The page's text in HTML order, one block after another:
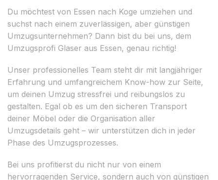
Du möchtest von Essen nach Koge umziehen und
suchst nach einem zuverlässigen, aber günstigen
Umzugsunternehmen? Dann bist du bei uns, dem
Umzugsprofi Glaser aus Essen, genau richtig!
Unser professionelles Team steht dir mit langjähriger
Erfahrung und umfangreichem Know-how zur Seite,
um deinen Umzug stressfrei und reibungslos zu
gestalten. Egal ob es um den sicheren Transport
deiner Möbel oder die Organisation aller
Umzugsdetails geht – wir unterstützen dich in jeder
Phase des Umzugsprozesses.
Bei uns profitierst du nicht nur von einem
hervorragenden Service, sondern auch von günstigen